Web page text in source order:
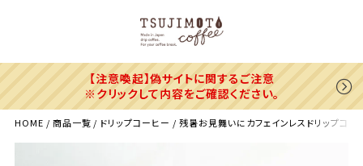
確認ください。
6,300円(税込)以上のお買い上
※北海道・沖縄県・海外へのお届けは追
HOME 商品一覧 ドリップコーヒー 残暑お見舞いにカフェインレスドリップコ